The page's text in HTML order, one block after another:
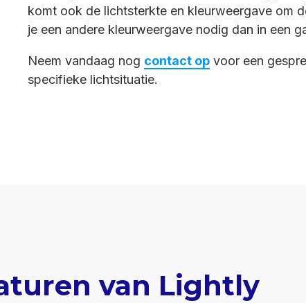
komt ook de lichtsterkte en kleurweergave om
je een andere kleurweergave nodig dan in een
Neem vandaag nog contact op voor een
specifieke lichtsituatie.
van Lightly